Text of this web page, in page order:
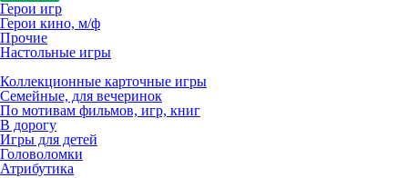
Герои игр
Герои кино, м/ф
Прочие
Настольные игры
Коллекционные карточные игры
Семейные, для вечеринок
По мотивам фильмов, игр, книг
В дорогу
Игры для детей
Головоломки
Атрибутика